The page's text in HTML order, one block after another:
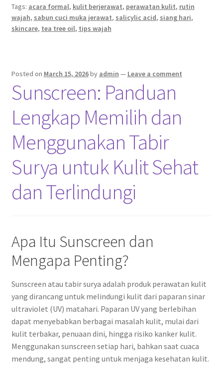
Tags: acara formal, kulit berjerawat, perawatan kulit, rutin
wajah, sabun cuci muka jerawat, salicylic acid, siang hari,
skincare, tea tree oil, tips wajah
Posted on March 15, 2026by admin — Leave a comment
Sunscreen: Panduan
Lengkap Memilih dan
Menggunakan Tabir
Surya untuk Kulit Sehat
dan Terlindungi
Apa Itu Sunscreen dan
Mengapa Penting?
Sunscreen atau tabir surya adalah produk perawatan kulit
yang dirancang untuk melindungi kulit dari paparan sinar
ultraviolet (UV) matahari. Paparan UV yang berlebihan
dapat menyebabkan berbagai masalah kulit, mulai dari
kulit terbakar, penuaan dini, hingga risiko kanker kulit.
Menggunakan sunscreen setiap hari, bahkan saat cuaca
mendung, sangat penting untuk menjaga kesehatan kulit.